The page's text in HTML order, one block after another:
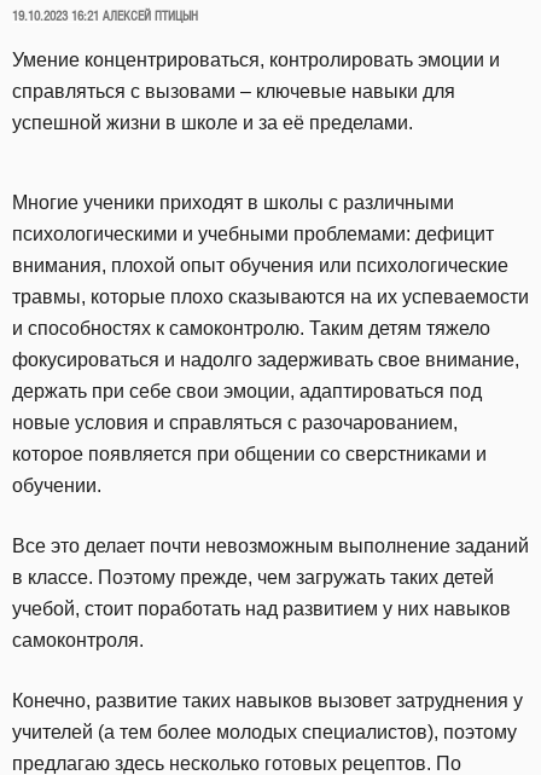
ОПУБЛИКОВАНО
19.10.2023 16:21 АЛЕКСЕЙ ПТИЦЫН
Умение концентрироваться, контролировать эмоции и
справляться с вызовами – ключевые навыки для
успешной жизни в школе и за её пределами.
Многие ученики приходят в школы с различными
психологическими и учебными проблемами: дефицит
внимания, плохой опыт обучения или психологические
травмы, которые плохо сказываются на их успеваемости
и способностях к самоконтролю. Таким детям тяжело
фокусироваться и надолго задерживать свое внимание,
держать при себе свои эмоции, адаптироваться под
новые условия и справляться с разочарованием,
которое появляется при общении со сверстниками и
обучении.
Все это делает почти невозможным выполнение заданий
в классе. Поэтому прежде, чем загружать таких детей
учебой, стоит поработать над развитием у них навыков
самоконтроля.
Конечно, развитие таких навыков вызовет затруднения у
учителей (а тем более молодых специалистов), поэтому
предлагаю здесь несколько готовых рецептов. По